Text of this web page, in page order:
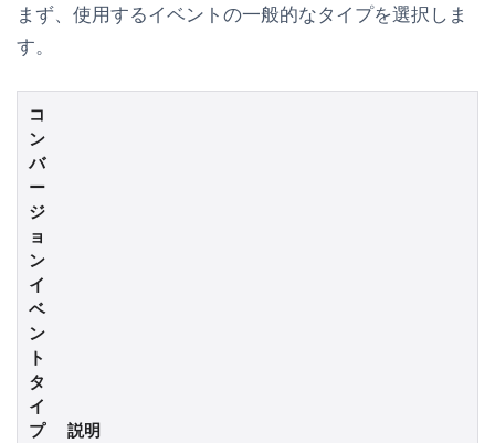
まず、使用するイベントの一般的なタイプを選択しま
す。
コ
ン
バ
ー
ジ
ョ
ン
イ
ベ
ン
ト
タ
イ
プ
説明